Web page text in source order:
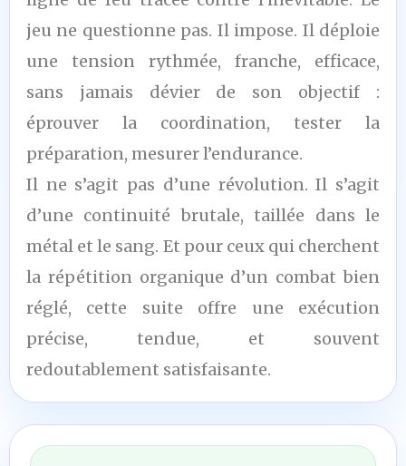
jeu ne questionne pas. Il impose. Il déploie
une tension rythmée, franche, efficace,
sans jamais dévier de son objectif :
éprouver la coordination, tester la
préparation, mesurer l’endurance.
Il ne s’agit pas d’une révolution. Il s’agit
d’une continuité brutale, taillée dans le
métal et le sang. Et pour ceux qui cherchent
la répétition organique d’un combat bien
réglé, cette suite offre une exécution
précise, tendue, et souvent
redoutablement satisfaisante.